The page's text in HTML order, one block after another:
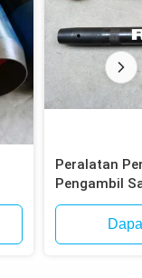
Peralatan
Pengambil